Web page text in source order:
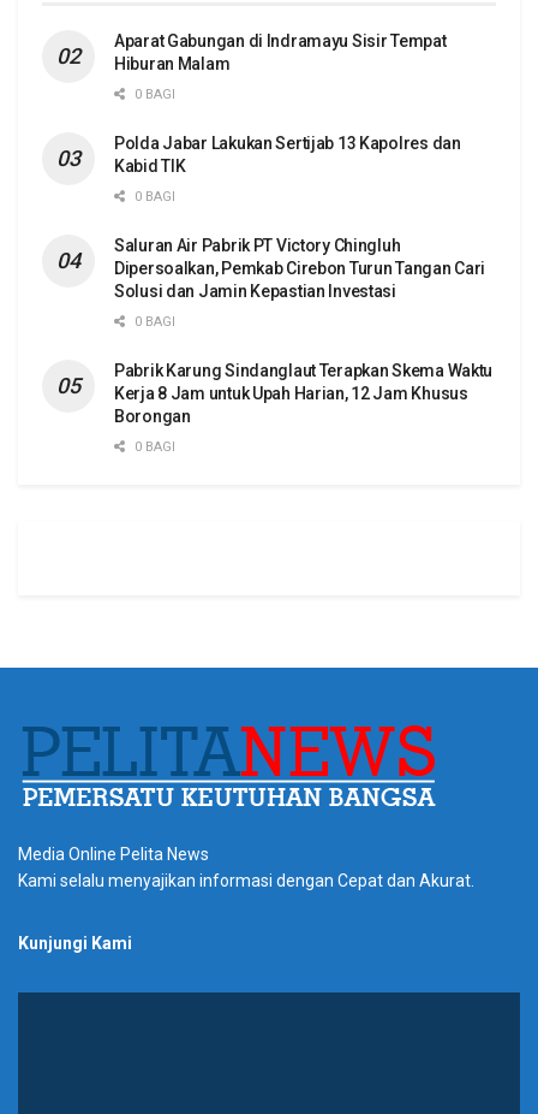
Aparat Gabungan di Indramayu Sisir Tempat
Hiburan Malam
0 BAGI
Polda Jabar Lakukan Sertijab 13 Kapolres dan
Kabid TIK
0 BAGI
Saluran Air Pabrik PT Victory Chingluh
Dipersoalkan, Pemkab Cirebon Turun Tangan Cari
Solusi dan Jamin Kepastian Investasi
0 BAGI
Pabrik Karung Sindanglaut Terapkan Skema Waktu
Kerja 8 Jam untuk Upah Harian, 12 Jam Khusus
Borongan
0 BAGI
Media Online Pelita News
Kami selalu menyajikan informasi dengan Cepat dan Akurat.
Kunjungi Kami